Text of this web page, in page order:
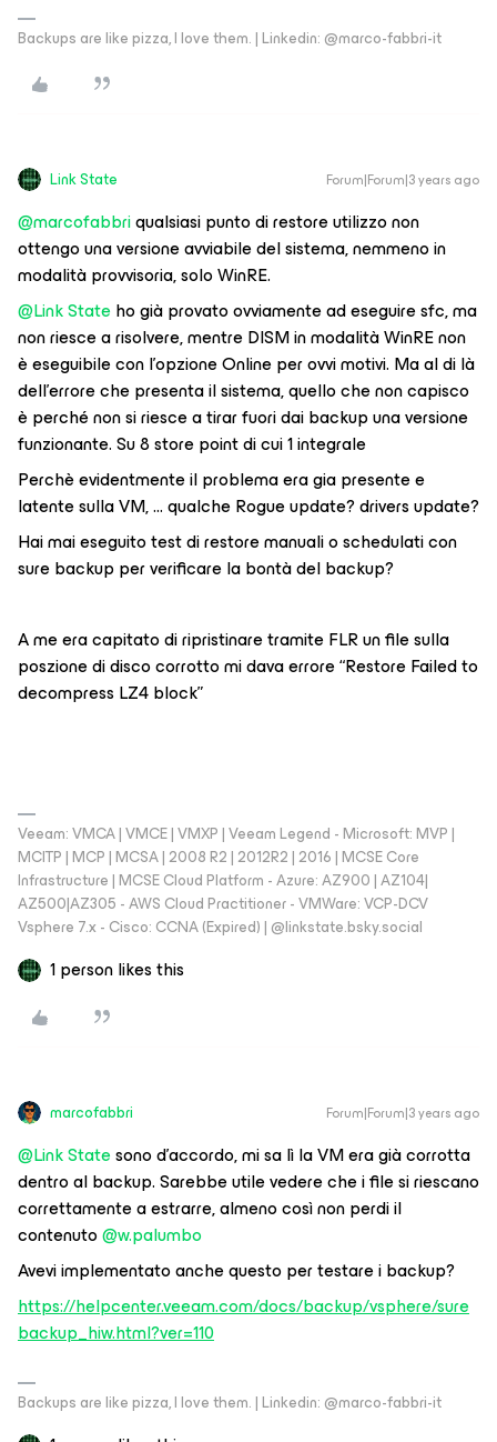
Backups are like pizza, I love them. | Linkedin: @marco-fabbri-it
Link State Forum|Forum|3 years ago
@marcofabbriqualsiasi punto di restore utilizzo non
ottengo una versione avviabile del sistema, nemmeno in
modalità provvisoria, solo WinRE.
@Link Stateho già provato ovviamente ad eseguire sfc, ma
non riesce a risolvere, mentre DISM in modalità WinRE non
è eseguibile con l’opzione Online per ovvi motivi. Ma al di là
dell’errore che presenta il sistema, quello che non capisco
è perché non si riesce a tirar fuori dai backup una versione
funzionante. Su 8 store point di cui 1 integrale
Perchè evidentmente il problema era gia presente e
latente sulla VM, … qualche Rogue update? drivers update?
Hai mai eseguito test di restore manuali o schedulati con
sure backup per verificare la bontà del backup?
A me era capitato di ripristinare tramite FLR un file sulla
poszione di disco corrotto mi dava errore “Restore Failed to
decompress LZ4 block”
Veeam: VMCA | VMCE | VMXP | Veeam Legend - Microsoft: MVP |
MCITP | MCP | MCSA | 2008 R2 | 2012R2 | 2016 | MCSE Core
Infrastructure | MCSE Cloud Platform - Azure: AZ900 | AZ104|
AZ500|AZ305 - AWS Cloud Practitioner - VMWare: VCP-DCV
Vsphere 7.x - Cisco: CCNA (Expired) | ‪@linkstate.bsky.social‬
1 person likes this
marcofabbri Forum|Forum|3 years ago
@Link Statesono d’accordo, mi sa lì la VM era già corrotta
dentro al backup. Sarebbe utile vedere che i file si riescano
correttamente a estrarre, almeno così non perdi il
contenuto@w.palumbo
Avevi implementato anche questo per testare i backup?
https://helpcenter.veeam.com/docs/backup/vsphere/sure
backup_hiw.html?ver=110
Backups are like pizza, I love them. | Linkedin: @marco-fabbri-it